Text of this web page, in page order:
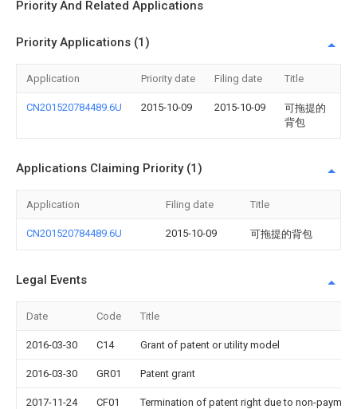
Priority And Related Applications
Priority Applications (1)
Application Priority date Filing date Title
CN201520784489.6U 2015-10-09 2015-10-09
可拖提的
背包
Applications Claiming Priority (1)
Application Filing date Title
CN201520784489.6U 2015-10-09 可拖提的背包
Legal Events
Date Code Title
2016-03-30 C14 Grant of patent or utility model
2016-03-30 GR01 Patent grant
2017-11-24 CF01 Termination of patent right due to non-